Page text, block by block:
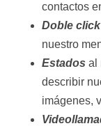
contactos
Doble
nuestro
Estados al
describir
imágenes,